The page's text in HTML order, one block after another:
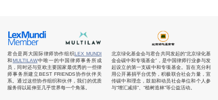
君合是两大国际律师协作组织LEX MUNDI
和MULTILAW中唯一的中国律师事务所成
员，同时还与亚欧主要国家最优秀的一些律
师事务所建立BEST FRIENDS协作伙伴关
系。通过这些协作组织和伙伴，我们的优质
服务得以延伸至几乎世界每一个角落。
北京绿化基金会与君合共同发起的“北京绿化基
金会碳中和专项基金”，是中国律师行业参与发
起设立的第一支碳中和专项基金。旨在充分利
用公开募捐平台优势，积极联合社会力量，宣
传碳中和理念，鼓励和动员社会单位和个人参
与“增汇减排”、“植树造林”等公益活动。